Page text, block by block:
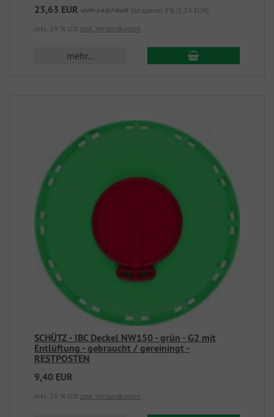
23,63 EUR UVP 24,87 EUR Sie sparen 5% (1,24 EUR)
inkl. 19 % USt zzgl. Versandkosten
mehr...
SCHÜTZ - IBC Deckel NW150 - grün - G2 mit
Entlüftung - gebraucht / gereiningt -
RESTPOSTEN
9,40 EUR
inkl. 19 % USt zzgl. Versandkosten